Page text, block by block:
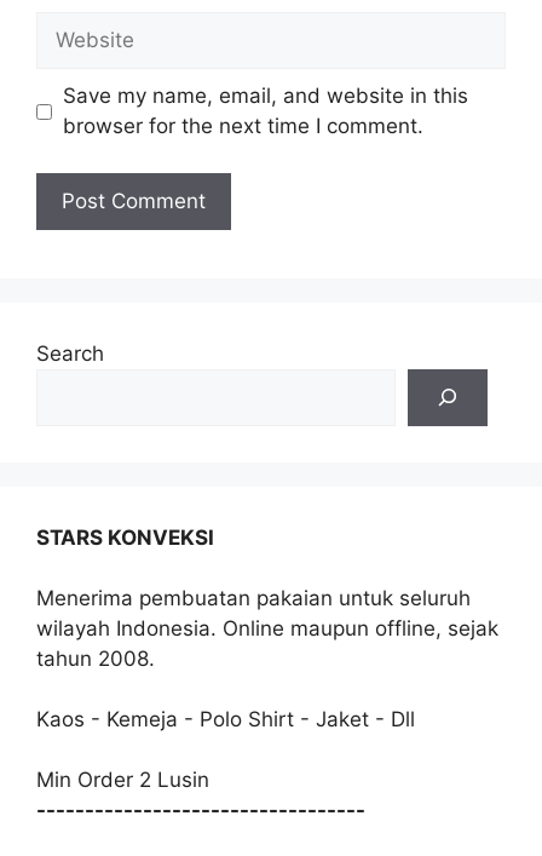
Save my name, email, and website in this
browser for the next time I comment.
Search
STARS KONVEKSI
Menerima pembuatan pakaian untuk seluruh
wilayah Indonesia. Online maupun offline, sejak
tahun 2008.
Kaos - Kemeja - Polo Shirt - Jaket - Dll
Min Order 2 Lusin
----------------------------------